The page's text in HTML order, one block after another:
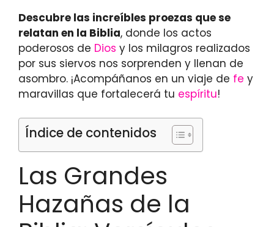
Descubre las increíbles proezas que se
relatan en la Biblia, donde los actos
poderosos de Dios y los milagros realizados
por sus siervos nos sorprenden y llenan de
asombro. ¡Acompáñanos en un viaje de fe y
maravillas que fortalecerá tu espíritu!
Índice de contenidos
Las Grandes
Hazañas de la